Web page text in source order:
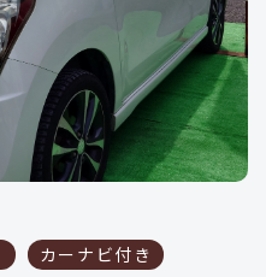
カーナビ付き